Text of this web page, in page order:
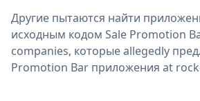
Другие пытаются найти
исходным кодом Sale Promotion
companies, которые allegedly
Promotion Bar приложения at